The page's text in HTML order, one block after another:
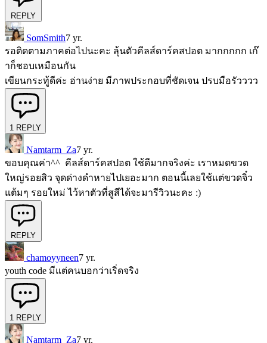
REPLY
SomSmith7 yr.
รอติดตามภาคต่อไปนะคะ ลุ้นตัวคีลส์ดาร์คสปอต มากกกกก เก๊
าก็ชอบเหมือนกัน
เขียนกระทู้ดีค่ะ อ่านง่าย มีภาพประกอบที่ชัดเจน ปรบมือรัวววว
1 REPLY
Namtarm_Za7 yr.
ขอบคุณค่า^^ คีลส์ดาร์คสปอต ใช้ดีมากจริงค่ะ เราหมดขวด
ใหญ่รอยสิว จุดด่างดำหายไปเยอะมาก ตอนนี้เลยใช้แต่ขวดจิ๋ว
แต้มๆ รอยใหม่ ไว้หาตัวที่สูสีได้จะมารีวิวนะคะ :)
REPLY
chamoyyneen7 yr.
youth code มีแต่คนบอกว่าเริ่ดจริง
1 REPLY
Namtarm_Za7 yr.